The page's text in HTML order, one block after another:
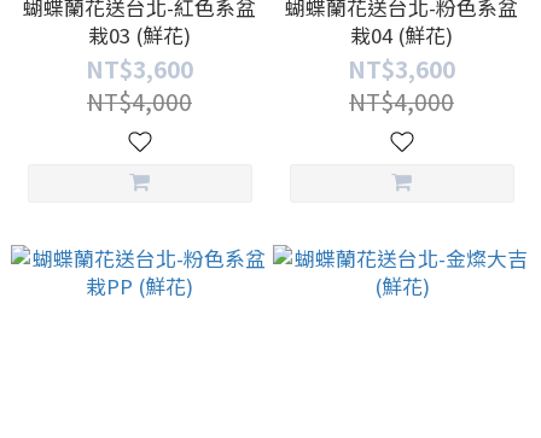
蝴蝶蘭花送台北-紅色系盆
栽03 (鮮花)
NT$3,600
NT$4,000
蝴蝶蘭花送台北-粉色系盆
栽04 (鮮花)
NT$3,600
NT$4,000